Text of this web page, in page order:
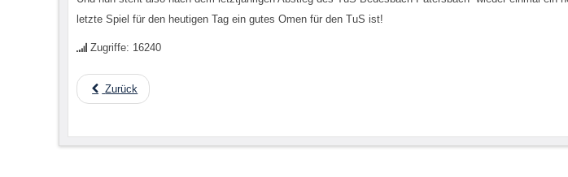
letzte Spiel für den heutigen Tag ein gutes Omen für den TuS ist!
Zugriffe: 16240
Zurück